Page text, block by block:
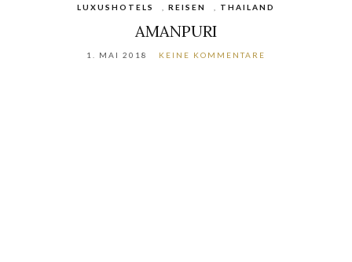
LUXUSHOTELS
REISEN THAILAND
AMANPURI
1. MAI 2018 KEINE KOMMENTARE